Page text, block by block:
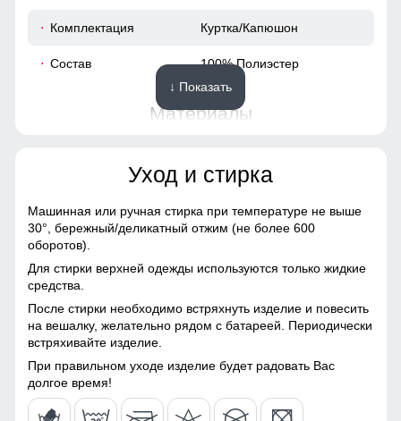
Карманы, обеспечивает удобное хранение личных
вещей. Высокий воротник и регулируемые манжеты
защищают от ветра, делая куртку универсальной для
ежедневного использования.
Ветрозащитная планка
Ветрозащитная планка нужна для защиты от ветра и
холодного воздуха который может проникнуть внутрь
через молнию куртки.
54
61
Комплектация Куртка/Капюшон
Состав 100% Полиэстер
Материалы
Натуральные материалы,
Полиэстер, Плащевка,
Материал подкладки 100% Полиэстер
Материал подкладки
воротника
100% Полиэстер
Материал наполнителя Тинсулейт
Фактура материала плотная
Утеплитель гр от 460 до 540
↓ Показать
Уход и стирка
Машинная или ручная стирка при температуре не выше
30°, бережный/деликатный отжим (не более 600
оборотов).
Для стирки верхней одежды используются только жидкие
средства.
После стирки необходимо встряхнуть изделие и повесить
на вешалку, желательно рядом с батареей. Периодически
встряхивайте изделие.
При правильном уходе изделие будет радовать Вас
долгое время!